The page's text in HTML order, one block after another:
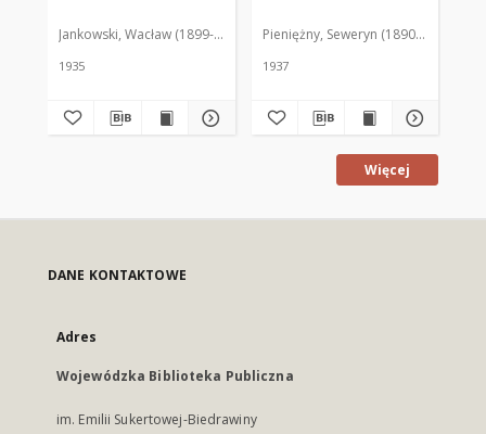
Jankowski, Wacław (1899-1975). Red.
1935
Pieniężny, Seweryn (1890-1940). Red.
1937
Więcej
DANE KONTAKTOWE
Adres
Wojewódzka Biblioteka Publiczna
im. Emilii Sukertowej-Biedrawiny